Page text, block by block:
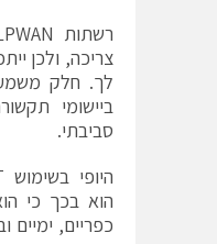
צריכה, ולכן
ביישומי
סביבתי.
הוא בכך כי
כפריים, ימיים